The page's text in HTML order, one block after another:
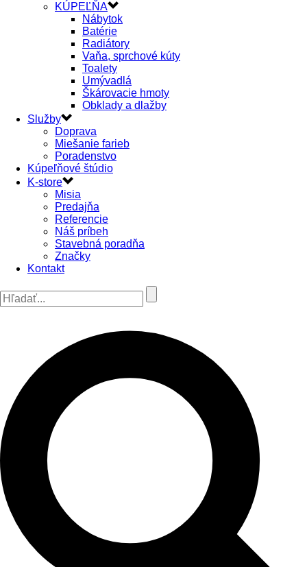
KÚPEĽŇA
Nábytok
Batérie
Radiátory
Vaňa, sprchové kúty
Toalety
Umývadlá
Škárovacie hmoty
Obklady a dlažby
Služby
Doprava
Miešanie farieb
Poradenstvo
Kúpeľňové štúdio
K-store
Misia
Predajňa
Referencie
Náš príbeh
Stavebná poradňa
Značky
Kontakt